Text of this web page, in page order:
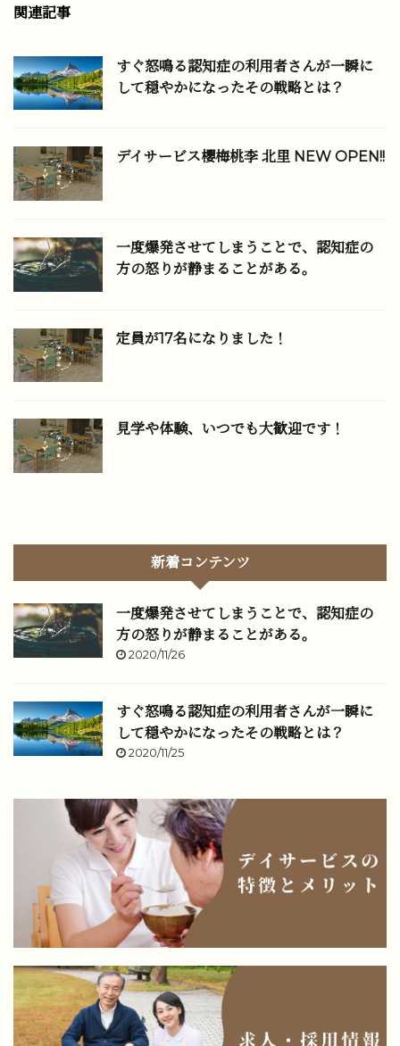
関連記事
すぐ怒鳴る認知症の利用者さんが一瞬に
して穏やかになったその戦略とは？
デイサービス櫻梅桃李 北里 NEW OPEN!!
一度爆発させてしまうことで、認知症の
方の怒りが静まることがある。
定員が17名になりました！
見学や体験、いつでも大歓迎です！
新着コンテンツ
一度爆発させてしまうことで、認知症の
方の怒りが静まることがある。
2020/11/26
すぐ怒鳴る認知症の利用者さんが一瞬に
して穏やかになったその戦略とは？
2020/11/25